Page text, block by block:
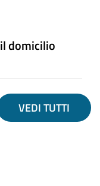
domicilio
VEDI TUTTI